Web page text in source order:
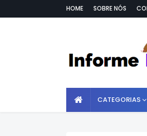
HOME SOBRE NÓS
CATEGORIAS